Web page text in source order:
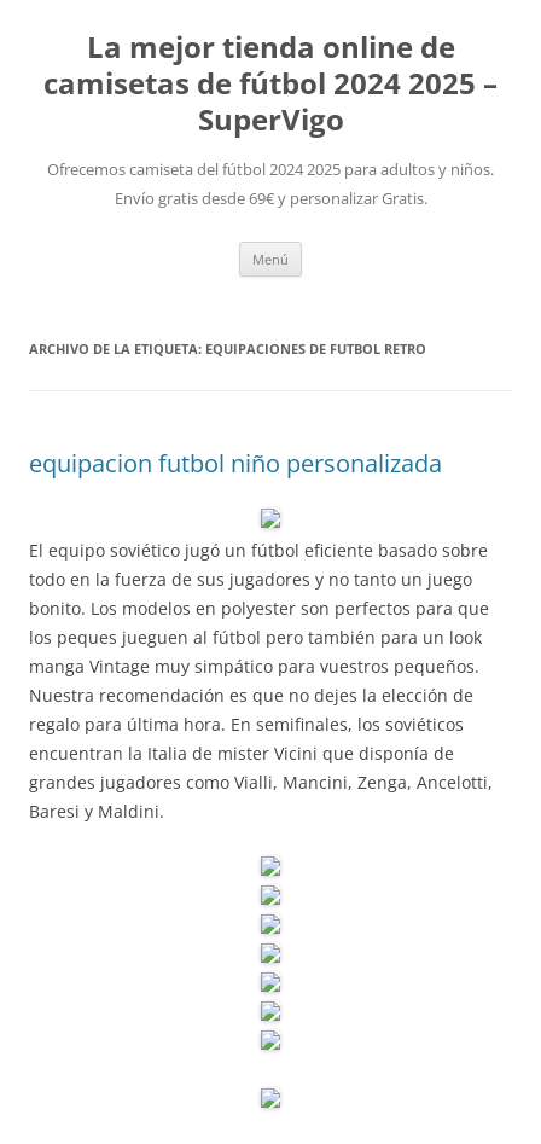
La mejor tienda online de
camisetas de fútbol 2024 2025 –
SuperVigo
Ofrecemos camiseta del fútbol 2024 2025 para adultos y niños.
Envío gratis desde 69€ y personalizar Gratis.
Menú
ARCHIVO DE LA ETIQUETA: EQUIPACIONES DE FUTBOL RETRO
equipacion futbol niño personalizada
El equipo soviético jugó un fútbol eficiente basado sobre
todo en la fuerza de sus jugadores y no tanto un juego
bonito. Los modelos en polyester son perfectos para que
los peques jueguen al fútbol pero también para un look
manga Vintage muy simpático para vuestros pequeños.
Nuestra recomendación es que no dejes la elección de
regalo para última hora. En semifinales, los soviéticos
encuentran la Italia de mister Vicini que disponía de
grandes jugadores como Vialli, Mancini, Zenga, Ancelotti,
Baresi y Maldini.